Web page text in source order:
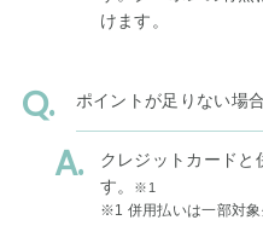
けます。
ポイントが足りない場
クレジットカードと
す。
※1
※1 併用払いは一部対